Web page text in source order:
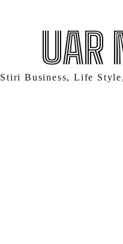
UAR
Stiri Business, Life